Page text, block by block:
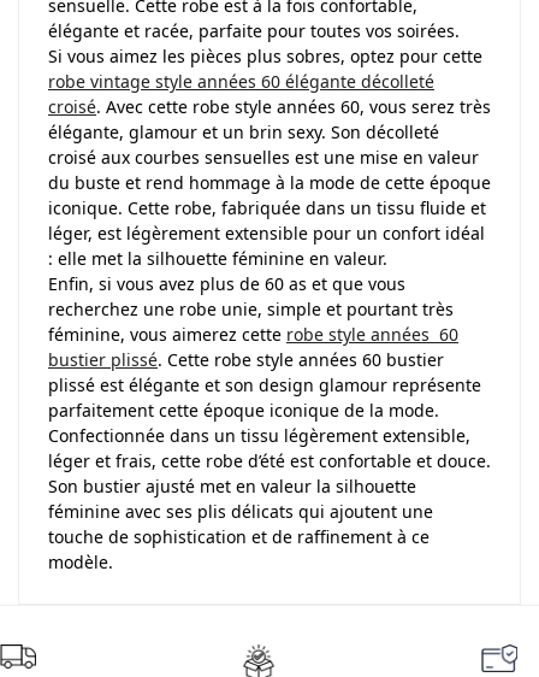
sensuelle. Cette robe est à la fois confortable,
élégante et racée, parfaite pour toutes vos soirées.
Si vous aimez les pièces plus sobres, optez pour cette
robe vintage style années 60 élégante décolleté
croisé. Avec cette robe style années 60, vous serez très
élégante, glamour et un brin sexy. Son décolleté
croisé aux courbes sensuelles est une mise en valeur
du buste et rend hommage à la mode de cette époque
iconique. Cette robe, fabriquée dans un tissu fluide et
léger, est légèrement extensible pour un confort idéal
: elle met la silhouette féminine en valeur.
Enfin, si vous avez plus de 60 as et que vous
recherchez une robe unie, simple et pourtant très
féminine, vous aimerez cette robe style années 60
bustier plissé. Cette robe style années 60 bustier
plissé est élégante et son design glamour représente
parfaitement cette époque iconique de la mode.
Confectionnée dans un tissu légèrement extensible,
léger et frais, cette robe d’été est confortable et douce.
Son bustier ajusté met en valeur la silhouette
féminine avec ses plis délicats qui ajoutent une
touche de sophistication et de raffinement à ce
modèle.